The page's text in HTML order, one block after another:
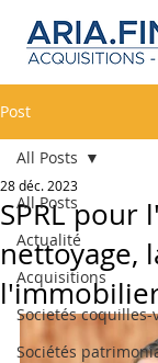
Post
All Posts
Actualité
Acquisitions
Societés coquilles-
Sociétés
All Posts
SPRL pour
nettoyage,
28 déc. 2023